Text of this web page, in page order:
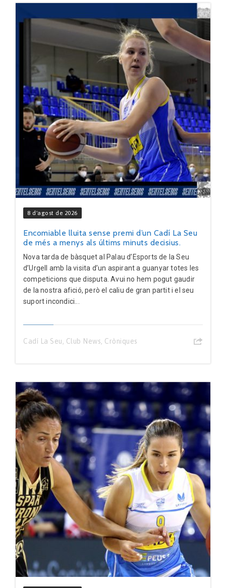
8 d'agost de 2026
Encomiable lluita sense premi d’un Cadí La Seu
de més a menys als últims minuts decisius.
Nova tarda de bàsquet al Palau d’Esports de la Seu
d’Urgell amb la visita d’un aspirant a guanyar totes les
competicions que disputa. Avui no hem pogut gaudir
de la nostra afició, però el caliu de gran partit i el seu
suport incondici...
Cadí La Seu, Club News, Cròniques